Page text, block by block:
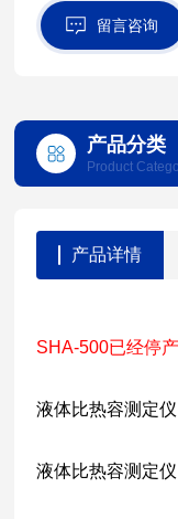
留言咨询
产品分类
Product
产品详情
SHA-500已经停产
液体比热容测定
液体比热容测定